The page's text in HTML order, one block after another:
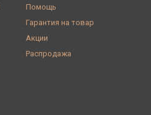
Помощь
Гарантия на товар
Акции
Распродажа